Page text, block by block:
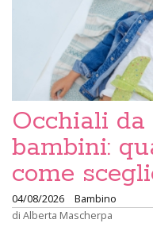
Occhiali
bambini:
come
04/08/2026
Bambino
di Alberta Mascherpa